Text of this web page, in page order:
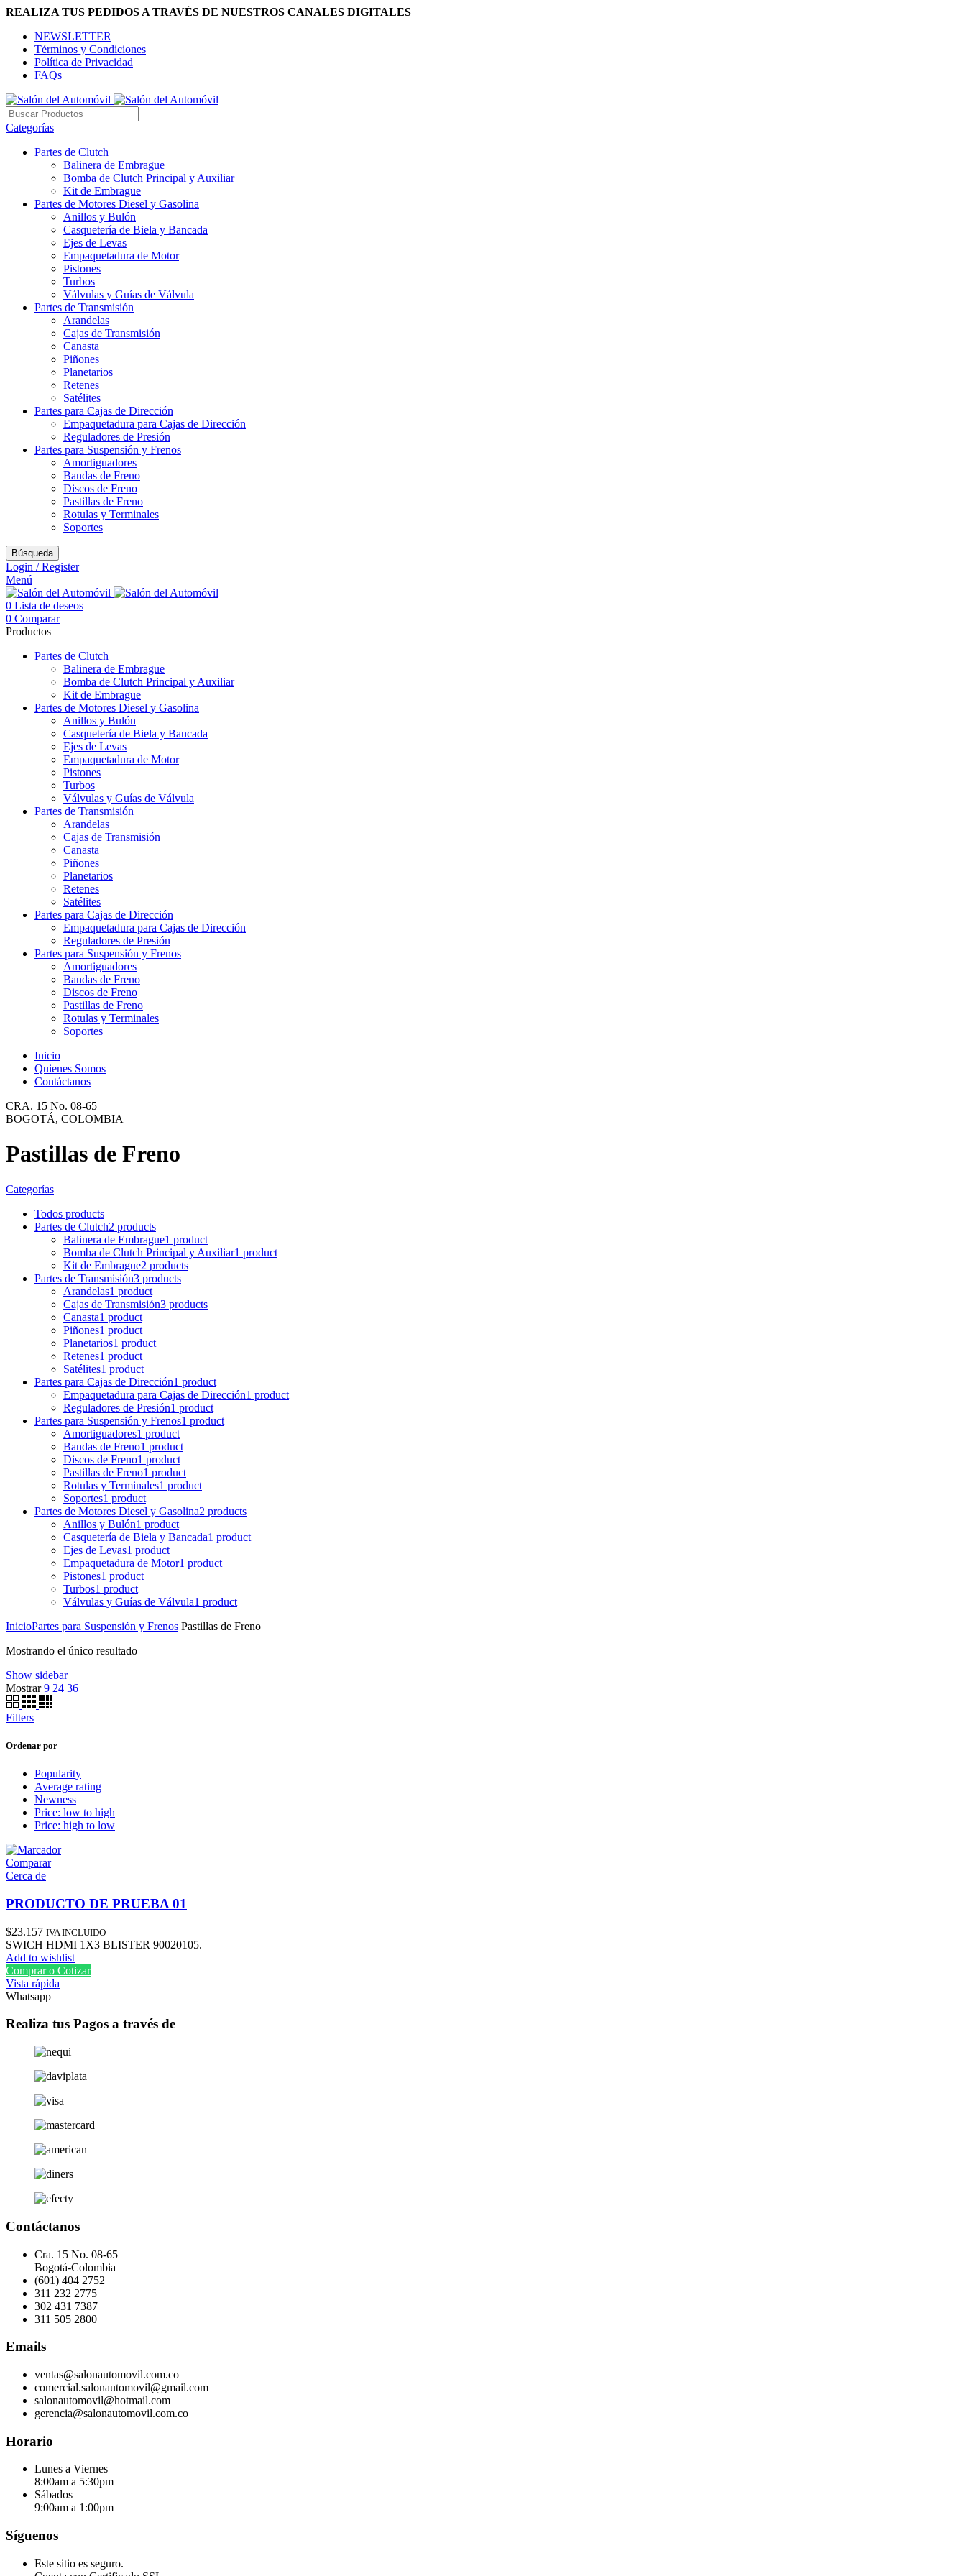
REALIZA TUS PEDIDOS A TRAVÉS DE NUESTROS CANALES DIGITALES
NEWSLETTER
Términos y Condiciones
Política de Privacidad
FAQs
Categorías
Partes de Clutch
Balinera de Embrague
Bomba de Clutch Principal y Auxiliar
Kit de Embrague
Partes de Motores Diesel y Gasolina
Anillos y Bulón
Casquetería de Biela y Bancada
Ejes de Levas
Empaquetadura de Motor
Pistones
Turbos
Válvulas y Guías de Válvula
Partes de Transmisión
Arandelas
Cajas de Transmisión
Canasta
Piñones
Planetarios
Retenes
Satélites
Partes para Cajas de Dirección
Empaquetadura para Cajas de Dirección
Reguladores de Presión
Partes para Suspensión y Frenos
Amortiguadores
Bandas de Freno
Discos de Freno
Pastillas de Freno
Rotulas y Terminales
Soportes
Búsqueda
Login / Register
Menú
0 Lista de deseos
0 Comparar
Productos
Partes de Clutch
Balinera de Embrague
Bomba de Clutch Principal y Auxiliar
Kit de Embrague
Partes de Motores Diesel y Gasolina
Anillos y Bulón
Casquetería de Biela y Bancada
Ejes de Levas
Empaquetadura de Motor
Pistones
Turbos
Válvulas y Guías de Válvula
Partes de Transmisión
Arandelas
Cajas de Transmisión
Canasta
Piñones
Planetarios
Retenes
Satélites
Partes para Cajas de Dirección
Empaquetadura para Cajas de Dirección
Reguladores de Presión
Partes para Suspensión y Frenos
Amortiguadores
Bandas de Freno
Discos de Freno
Pastillas de Freno
Rotulas y Terminales
Soportes
Inicio
Quienes Somos
Contáctanos
CRA. 15 No. 08-65
BOGOTÁ, COLOMBIA
Pastillas de Freno
Categorías
Todos products
Partes de Clutch2 products
Balinera de Embrague1 product
Bomba de Clutch Principal y Auxiliar1 product
Kit de Embrague2 products
Partes de Transmisión3 products
Arandelas1 product
Cajas de Transmisión3 products
Canasta1 product
Piñones1 product
Planetarios1 product
Retenes1 product
Satélites1 product
Partes para Cajas de Dirección1 product
Empaquetadura para Cajas de Dirección1 product
Reguladores de Presión1 product
Partes para Suspensión y Frenos1 product
Amortiguadores1 product
Bandas de Freno1 product
Discos de Freno1 product
Pastillas de Freno1 product
Rotulas y Terminales1 product
Soportes1 product
Partes de Motores Diesel y Gasolina2 products
Anillos y Bulón1 product
Casquetería de Biela y Bancada1 product
Ejes de Levas1 product
Empaquetadura de Motor1 product
Pistones1 product
Turbos1 product
Válvulas y Guías de Válvula1 product
InicioPartes para Suspensión y Frenos Pastillas de Freno
Mostrando el único resultado
Show sidebar
Mostrar9 24 36
Filters
Ordenar por
Popularity
Average rating
Newness
Price: low to high
Price: high to low
Comparar
Cerca de
PRODUCTO DE PRUEBA 01
$23.157 IVA INCLUIDO
SWICH HDMI 1X3 BLISTER 90020105.
Add to wishlist
Comprar o Cotizar
Vista rápida
Whatsapp
Realiza tus Pagos a través de
Contáctanos
Cra. 15 No. 08-65
Bogotá-Colombia
(601) 404 2752
311 232 2775
302 431 7387
311 505 2800
Emails
ventas@salonautomovil.com.co
comercial.salonautomovil@gmail.com
salonautomovil@hotmail.com
gerencia@salonautomovil.com.co
Horario
Lunes a Viernes
8:00am a 5:30pm
Sábados
9:00am a 1:00pm
Síguenos
Este sitio es seguro.